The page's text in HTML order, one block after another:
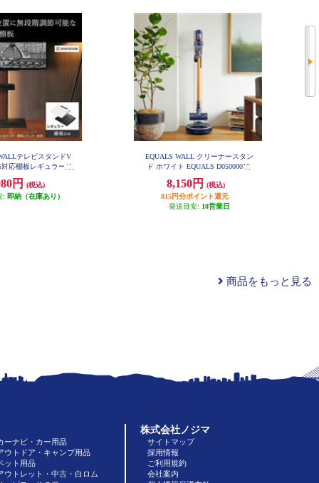
テレビスタンドV
応棚板レギュラーサ
円
(税込)
: 即納（在庫あり）
EQUALS WALL クリーナースタン
ド ホワイト EQUALS D05000015
8,150円
(税込)
815円分ポイント還元
発送目安: 10営業日
商品をもっと見る
ーナビ・カー用品
ウトドア・キャンプ用品
ット用品
ウトレット・中古・白ロム
株式会社ノジマ
サイトマップ
採用情報
ご利用規約
会社案内